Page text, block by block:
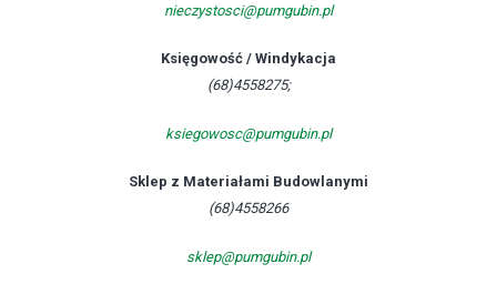
nieczystosci@pumgubin.pl
Księgowość / Windykacja
(68)4558275;
ksiegowosc@pumgubin.pl
Sklep z Materiałami Budowlanymi
(68)4558266
sklep@pumgubin.pl